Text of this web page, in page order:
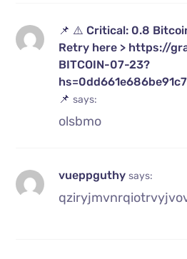
📌 ⚠️ Critical: 0.8
Retry here > https://
BITCOIN-07-23?
📌says:
olsbmo
vueppguthysays: